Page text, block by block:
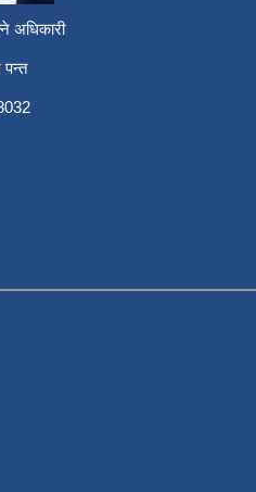
अधिकारी
पन्त